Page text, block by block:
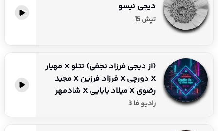
دیجی نیسو
تپش 15
(از دیجی فرزاد نجفی) تتلو X مهیار
X دورچی X فرزاد فرزین X مجید
رضوی X میلاد بابایی X شادمهر
رادیو فا 3